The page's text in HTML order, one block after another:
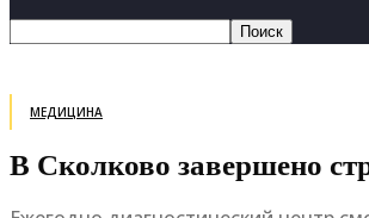
МЕДИЦИНА
В Сколково завершено